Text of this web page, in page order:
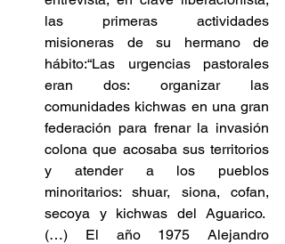
las primeras actividades
misioneras de su hermano de
hábito:“Las urgencias pastorales
eran dos: organizar las
comunidades kichwas en una gran
federación para frenar la invasión
colona que acosaba sus territorios
y atender a los pueblos
minoritarios: shuar, siona, cofan,
secoya y kichwas del Aguarico.
(…) El año 1975 Alejandro